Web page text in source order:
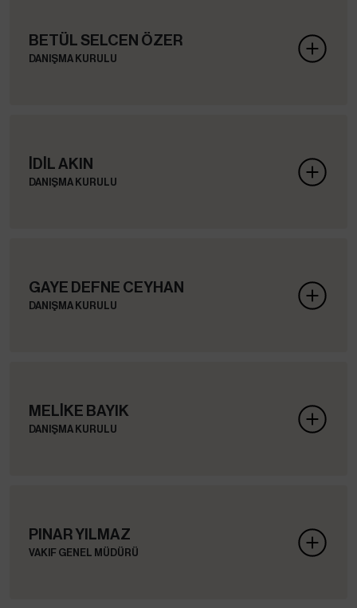
BETÜL SELCEN ÖZER
DANIŞMA KURULU
İDİL AKIN
DANIŞMA KURULU
GAYE DEFNE CEYHAN
DANIŞMA KURULU
MELİKE BAYIK
DANIŞMA KURULU
PINAR YILMAZ
VAKIF GENEL MÜDÜRÜ